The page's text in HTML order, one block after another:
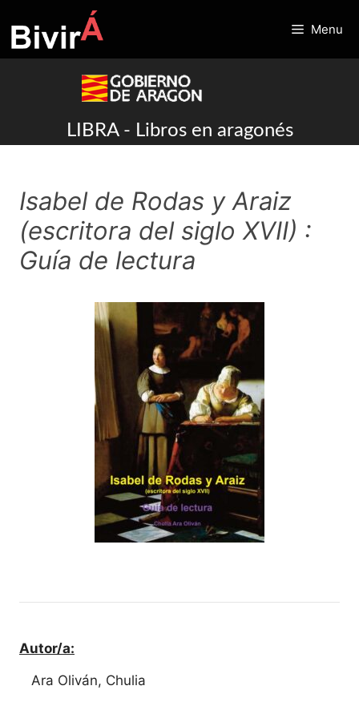
to
content
Menu
LIBRA - Libros en aragonés
Isabel de Rodas y Araiz
(escritora del siglo XVII) :
Guía de lectura
Autor/a:
Ara Oliván, Chulia